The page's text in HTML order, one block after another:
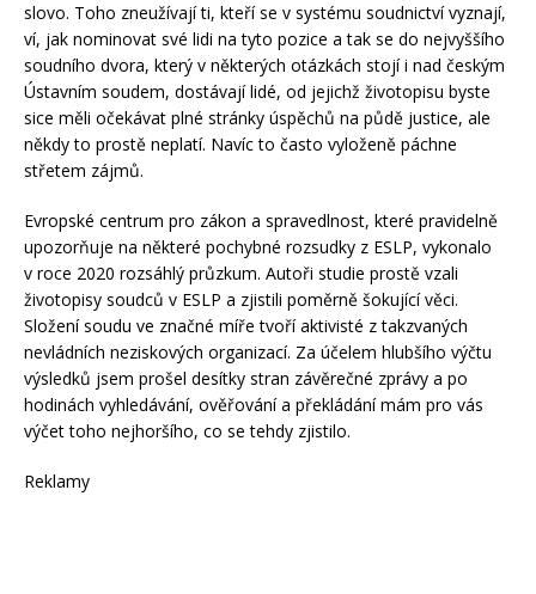
slovo. Toho zneužívají ti, kteří se v systému soudnictví vyznají,
ví, jak nominovat své lidi na tyto pozice a tak se do nejvyššího
soudního dvora, který v některých otázkách stojí i nad českým
Ústavním soudem, dostávají lidé, od jejichž životopisu byste
sice měli očekávat plné stránky úspěchů na půdě justice, ale
někdy to prostě neplatí. Navíc to často vyloženě páchne
střetem zájmů.
Evropské centrum pro zákon a spravedlnost, které pravidelně
upozorňuje na některé pochybné rozsudky z ESLP, vykonalo
v roce 2020 rozsáhlý průzkum. Autoři studie prostě vzali
životopisy soudců v ESLP a zjistili poměrně šokující věci.
Složení soudu ve značné míře tvoří aktivisté z takzvaných
nevládních neziskových organizací. Za účelem hlubšího výčtu
výsledků jsem prošel desítky stran závěrečné zprávy a po
hodinách vyhledávání, ověřování a překládání mám pro vás
výčet toho nejhoršího, co se tehdy zjistilo.
Reklamy